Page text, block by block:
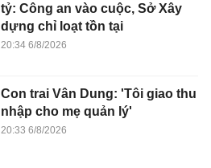
tỷ: Công an vào cuộc, Sở Xây
dựng chỉ loạt tồn tại
20:34 6/8/2026
Con trai Vân Dung: 'Tôi giao thu
nhập cho mẹ quản lý'
20:33 6/8/2026